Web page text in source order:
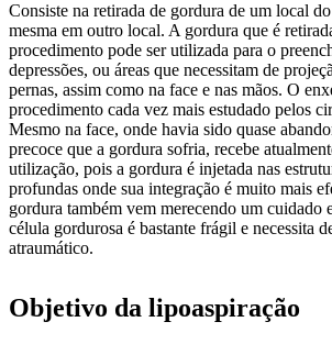
Consiste na retirada de gordura de um local
mesma em outro local. A gordura que é
procedimento pode ser utilizada para o
depressões, ou áreas que necessitam de
pernas, assim como na face e nas mãos. O
procedimento cada vez mais estudado pelos
Mesmo na face, onde havia sido quase
precoce que a gordura sofria, recebe
utilização, pois a gordura é injetada nas
profundas onde sua integração é muito mais
gordura também vem merecendo um cuidado
célula gordurosa é bastante frágil e necessita
atraumático.
Objetivo da lipoaspiração